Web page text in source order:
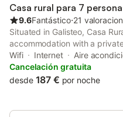
Casa rural para 7
9.6Fantástico⋅21
Situated in Galisteo, Casa
accommodation with a
This 4-star country house
security.
Wifi Internet
Aire
Cancelación gratuita
desde 187 € por noche